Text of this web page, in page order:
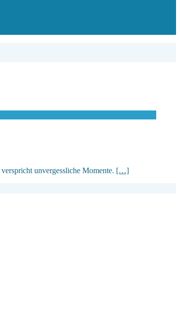
unvergessliche Momente. […]